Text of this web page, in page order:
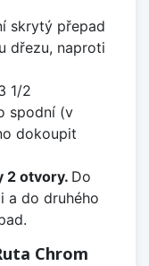
skrytý přepad
dřezu, naproti
1/2
spodní (v
dokoupit
2 otvory. Do
a do druhého
Chrom